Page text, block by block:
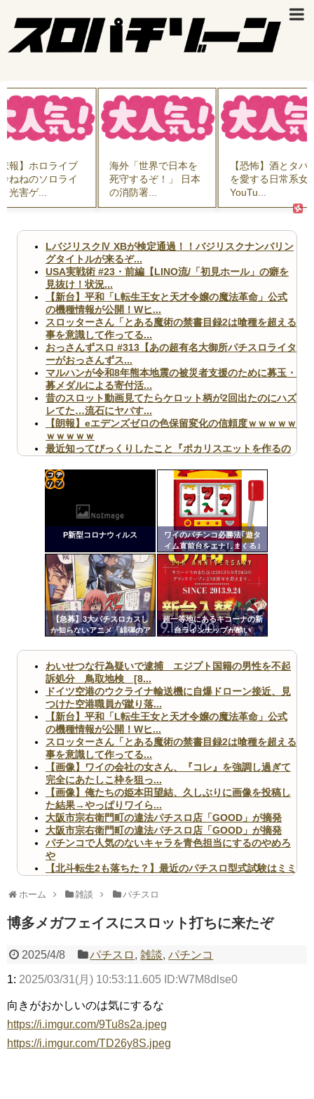
報】ホロライブ
ねねのソロライ
光害ゲ...
海外「世界で日本を
死守するぞ！」 日本
の消防署...
【恐怖】酒とタバ
を愛する日常系女
YouTu...
LバジリスクⅣ XBが検定通過！！バジリスクナンバリン
グタイトルが来るぞ...
USA実戦術 #23・前編【LINO流/「初見ホール」の癖を
見抜け！状況...
【新台】平和「L転生王女と天才令嬢の魔法革命」公式
の機種情報が公開！Wヒ...
スロッターさん「とある魔術の禁書目録2は喰種を超える
事を意識して作ってる...
おっさんずスロ #313【あの超有名大御所パチスロライタ
ーがおっさんずス...
マルハンが令和8年熊本地震の被災者支援のために募玉・
募メダルによる寄付活...
昔のスロット動画見てたらケロット柄が2回出たのにハズ
レてた…流石にヤバす...
【朗報】eエデンズゼロの色保留変化の信頼度ｗｗｗｗｗ
ｗｗｗｗｗ
最近知ってびっくりしたこと『ポカリスエットを作るの
【ヤバ杉】日本の無車検車「実は俺たち20万台も走って
ますｗ」←これどうす...
【閲覧注意】俺が近くにいると機械が壊れるんだけどさ
【画像】ペプシコーラ社、「こういうのでいいんだよ」
な新商品を発売
Powered by livedoor 相互RSS
P新型コロナウィルス
ワイのパチンコ必勝法｢遊タ
イム直前台をエナしまくる｣
が通用しなくなる
【急募】3大パチスロカスし
か知らないアニメ「緋弾のア
ールズ」
超一等地にあるキコーナの新
台ラインナップが酷い
定リ
ンク
自動
更新
ツー
わいせつな行為疑いで逮捕 エジプト国籍の男性を不起
訴処分 鳥取地検 [8...
ドイツ空港のウクライナ輸送機に自爆ドローン接近、見
つけた空港職員が蹴り落...
【新台】平和「L転生王女と天才令嬢の魔法革命」公式
の機種情報が公開！Wヒ...
スロッターさん「とある魔術の禁書目録2は喰種を超える
事を意識して作ってる...
【画像】ワイの会社の女さん、『コレ』を強調し過ぎて
完全にあたしこ枠を狙っ...
【画像】俺たちの姫本田望結、久しぶりに画像を投稿し
た結果→やっぱりワイら...
大阪市宗右衛門町の違法パチスロ店「GOOD」が摘発
大阪市宗右衛門町の違法パチスロ店「GOOD」が摘発
パチンコで人気のないキャラを青色担当にするのやめろ
や
【北斗転生2も落ちた？】最近のパチスロ型式試験はミミ
無職のパチンコカス(22)なんやが、ワイの人生どれくら
AngelBeats!とかいうクソアニメの思い出ｗｗｗ
ホーム 雑談 パチスロ
博多メガフェイスにスロット打ちに来たぞ
2025/4/8 パチスロ ,雑談,パチンコ
1: 2025/03/31(月) 10:53:11.605 ID:W7M8dlse0
向きがおかしいのは気にするな
https://i.imgur.com/9Tu8s2a.jpeg
https://i.imgur.com/TD26y8S.jpeg